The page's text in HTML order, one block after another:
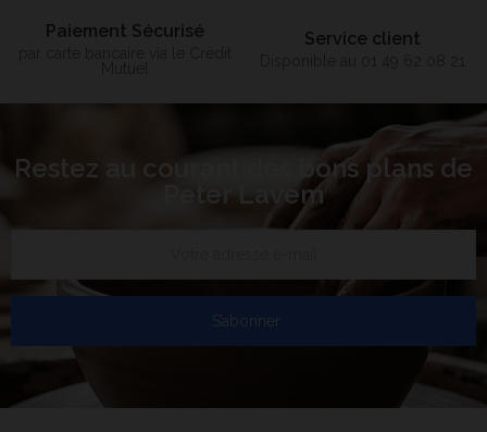
Paiement Sécurisé Service client
Restez au courant des bons plans de
Peter Lavem
S’abonner